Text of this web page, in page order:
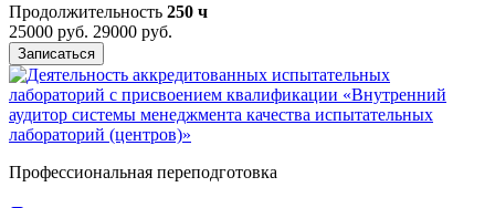
Продолжительность 250 ч
25000 руб. 29000 руб.
Записаться
Профессиональная переподготовка